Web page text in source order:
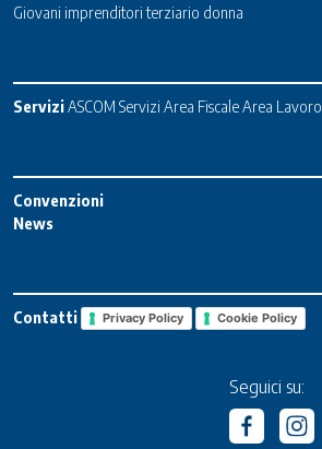
Giovani imprenditori terziario donna
ServiziASCOM Servizi Area FiscaleArea Lavoro
Convenzioni
News
Contatti Privacy Policy Cookie Policy
Seguici su: